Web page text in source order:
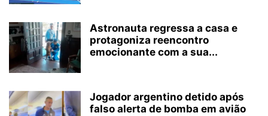
Astronauta regressa a casa e
protagoniza reencontro
emocionante com a sua...
Jogador argentino detido após
falso alerta de bomba em avião